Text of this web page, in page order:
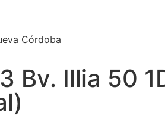
Córdoba
Bv. Illia 50